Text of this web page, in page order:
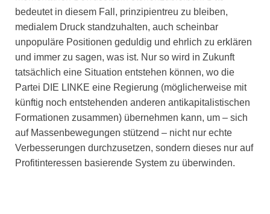
bedeutet in diesem Fall, prinzipientreu zu bleiben,
medialem Druck standzuhalten, auch scheinbar
unpopuläre Positionen geduldig und ehrlich zu erklären
und immer zu sagen, was ist. Nur so wird in Zukunft
tatsächlich eine Situation entstehen können, wo die
Partei DIE LINKE eine Regierung (möglicherweise mit
künftig noch entstehenden anderen antikapitalistischen
Formationen zusammen) übernehmen kann, um – sich
auf Massenbewegungen stützend – nicht nur echte
Verbesserungen durchzusetzen, sondern dieses nur auf
Profitinteressen basierende System zu überwinden.